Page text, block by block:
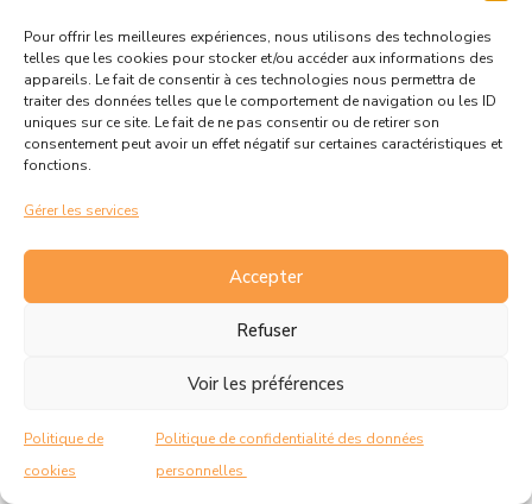
Pour offrir les meilleures expériences, nous utilisons des technologies
telles que les cookies pour stocker et/ou accéder aux informations des
appareils. Le fait de consentir à ces technologies nous permettra de
traiter des données telles que le comportement de navigation ou les ID
uniques sur ce site. Le fait de ne pas consentir ou de retirer son
consentement peut avoir un effet négatif sur certaines caractéristiques et
fonctions.
Gérer les services
Accepter
Refuser
Voir les préférences
Politique de
cookies
Politique de confidentialité des données
personnelles